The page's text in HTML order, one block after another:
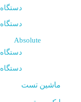
دستگاه Flow B512F
دستگاه Flow C512NF
Absolute
دستگاه Absolute B512A
دستگاه Absolute C512NA
ماشین تست